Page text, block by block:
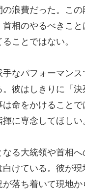
浪費だった。こ
相のやるべきこ
ことではない。
なパフォーマン
彼はしきりに「
命をかけること
に専念してほしい
る大統領や首相
けている。彼が
落ち着いて現地